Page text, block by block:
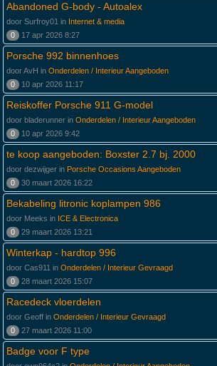
Abandoned G-body - Autoalex
door Surfroy01 in Internet & media
0
17 apr 2026 8:27
Porsche 992 binnenhoes
door AvH in Onderdelen / Interieur Aangeboden
0
10 apr 2026 11:17
Reiskoffer Porsche 911 G-model
door bladerunner in Onderdelen / Interieur Aangeboden
0
10 apr 2026 9:42
te koop aangeboden: Boxster 2.7 bj. 2000
door dezwijger in Porsche Occasions Aangeboden
0
30 maart 2026 16:22
Bekabeling litronic koplampen 986
door Meeks in ICE & Electronica
0
29 maart 2026 13:21
Winterkap - hardtop 996
door Cas911 in Onderdelen / Interieur Gevraagd
0
28 maart 2026 15:07
Racedeck vloerdelen
door Geoff in Onderdelen / Interieur Gevraagd
0
27 maart 2026 11:00
Badge voor F type